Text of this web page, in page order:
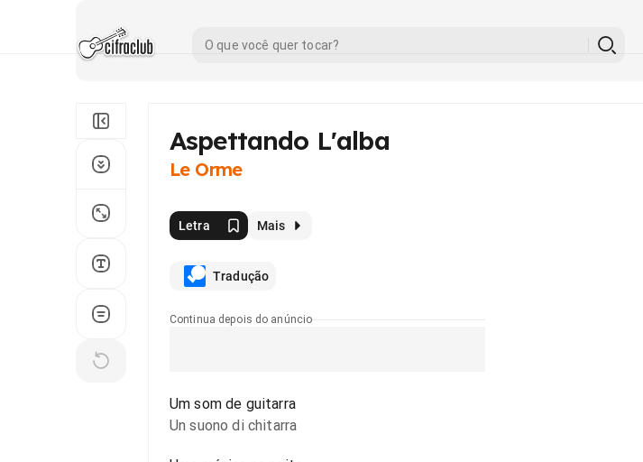
Aspettando L'alba
Le Orme
Letra Mais
Tradução
Continua depois do anúncio
Um som de guitarra
Un suono di chitarra